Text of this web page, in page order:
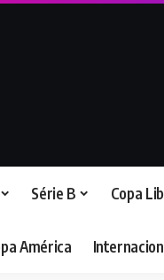
Série B Copa
América